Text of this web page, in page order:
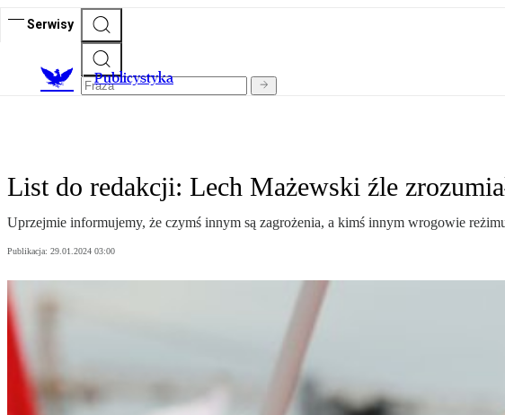
Serwisy
Publicystyka
List do redakcji: Lech Mażewski źle
Uprzejmie informujemy, że czymś innym są zagrożenia, a kimś innym wrogowie
Publikacja: 29.01.2024 03:00